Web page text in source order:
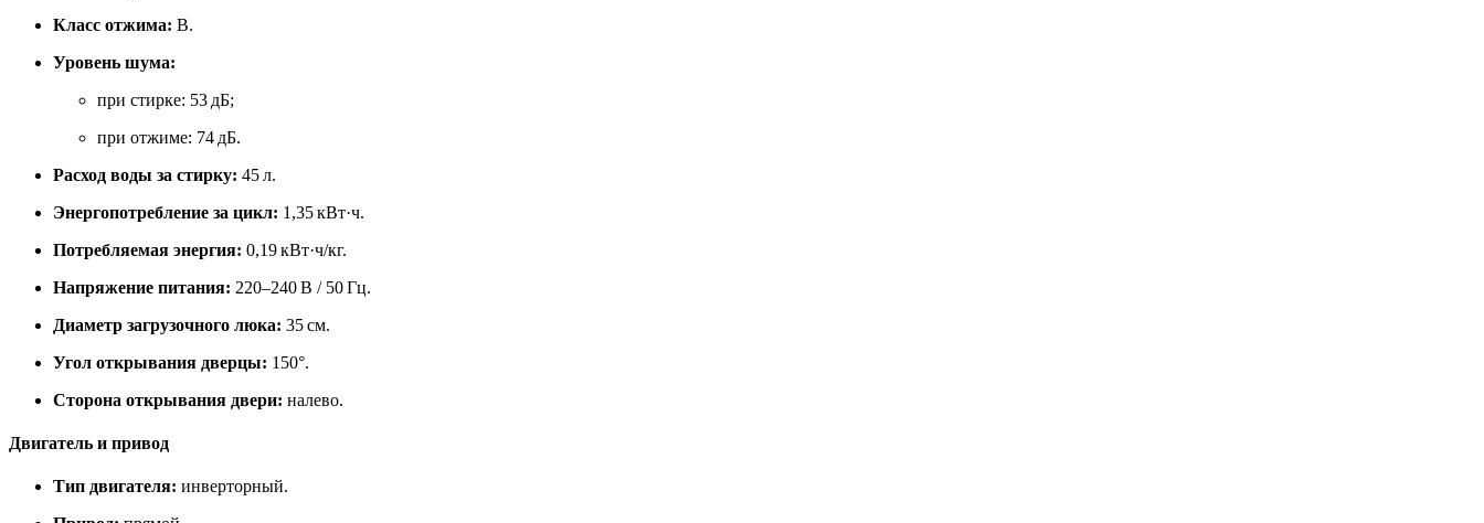
Класс отжима: B.
Уровень шума:
при стирке: 53 дБ;
при отжиме: 74 дБ.
Расход воды за стирку: 45 л.
Энергопотребление за цикл: 1,35 кВт·ч.
Потребляемая энергия: 0,19 кВт·ч/кг.
Напряжение питания: 220–240 В / 50 Гц.
Диаметр загрузочного люка: 35 см.
Угол открывания дверцы: 150°.
Сторона открывания двери: налево.
Двигатель и привод
Тип двигателя: инверторный.